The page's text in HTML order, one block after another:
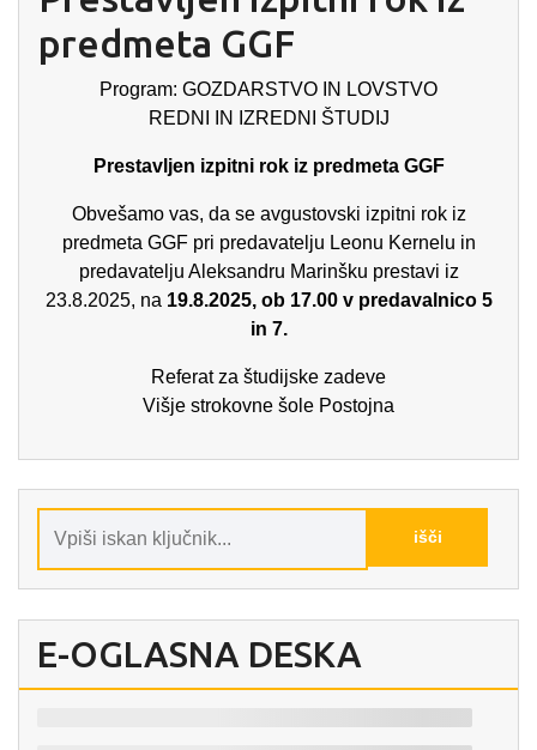
predmeta GGF
Program: GOZDARSTVO IN LOVSTVO
REDNI IN IZREDNI ŠTUDIJ
Prestavljen izpitni rok iz predmeta GGF
Obvešamo vas, da se avgustovski izpitni rok iz
predmeta GGF pri predavatelju Leonu Kernelu in
predavatelju Aleksandru Marinšku prestavi iz
23.8.2025, na 19.8.2025, ob 17.00 v predavalnico 5
in 7.
Referat za študijske zadeve
Višje strokovne šole Postojna
E-OGLASNA DESKA